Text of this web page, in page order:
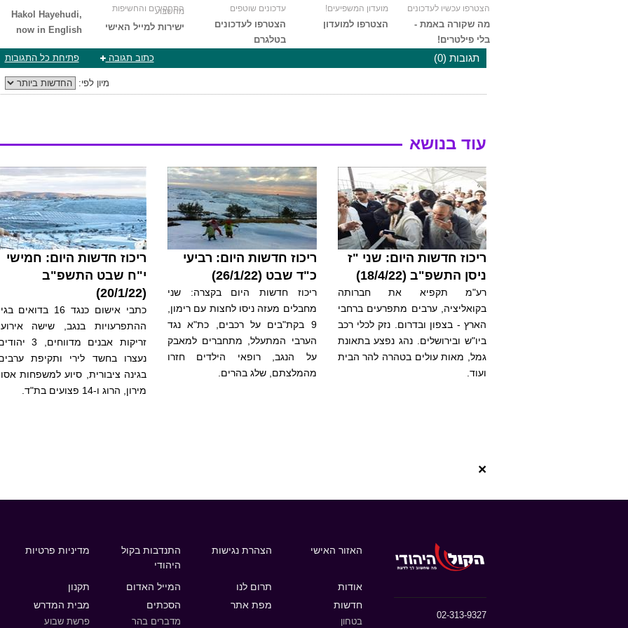
Hakol Hayehudi,
now in English
התחקירים והחשיפות
מהשבוע
ישירות למייל האישי
עדכונים שוטפים
הצטרפו לעדכונים
בטלגרם
מועדון המשפיעים!
הצטרפו למועדון
הצטרפו עכשיו לעדכונים
מה שקורה באמת -
בלי פילטרים!
תגובות (0) פתיחת כל התגובות כתוב תגובה
מיון לפי:
עוד בנושא
ריכוז חדשות היום: שני "ז
ניסן התשפ"ב (18/4/22)
רע"מ תקפיא את חברותה
בקואליציה, ערבים מתפרעים ברחבי
הארץ - בצפון ובדרום. נזק לכלי רכב
ביו"ש ובירושלים. נהג נפצע בתאונת
גמל, מאות עולים בטהרה להר הבית
ועוד.
ריכוז חדשות היום: רביעי
כ"ד שבט (26/1/22)
ריכוז חדשות היום בקצרה: שני
מחבלים מעזה ניסו לחצות עם רימון,
9 בקת"בים על רכבים, כת"א נגד
הערבי המתעלל, מתחברים למאבק
על הנגב, רופאי הילדים חזרו
מהמלצתם, שלג בהרים.
ריכוז חדשות היום: חמישי
י"ח שבט התשפ"ב
(20/1/22)
כתבי אישום כנגד 16 בדואים
ההתפרעויות בנגב, שישה
זריקות אבנים מדווחים, 3
נעצרו בחשד לירי ותקיפת
בגינה ציבורית, סיוע למשפחות
מירון, הרוג ו-14 פצועים בת"ד.
×
02-313-9327
האזור האישי הצהרת נגישות
התנדבות בקול
היהודי
מדיניות פרטיות
אודות תרום לנו המייל האדום
תקנון
חדשות
בטחון
מפת אתר הסכתים
מדברים בהר
מבית המדרש
פרשת שבוע